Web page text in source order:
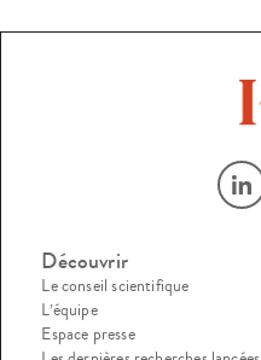
Découvrir
Le conseil scientifique
L’équipe
Espace presse